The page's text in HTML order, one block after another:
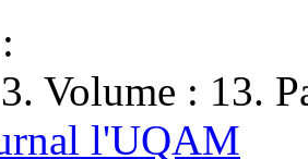
Volume : 13.
l'UQAM